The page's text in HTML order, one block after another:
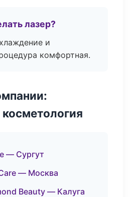
лазер?
и
комфортная.
— Сургут
— Москва
Beauty — Калуга